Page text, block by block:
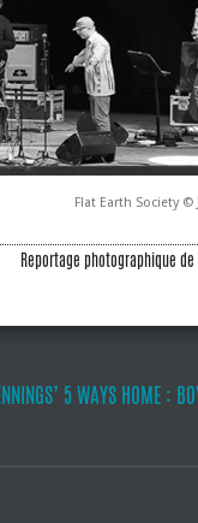
Flat Earth Society ©
Reportage photographique
5 WAYS HOME :